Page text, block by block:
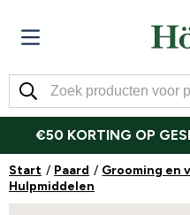
€50 KORTING OP
Start Paard Grooming en
Hulpmiddelen